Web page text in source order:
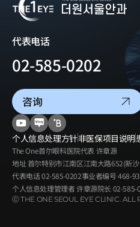
代表电话
02-585-0202
咨询
个人信息处理方针非医保项目说明
The One首尔眼科医院代表 许章源
地址 首尔特别市江南区江南大路652(新
代表电话02-585-0202事业者编号468-
个人信息处理管理者许章源院长 02-585-
ⓒ THE ONE SEOUL EYE CLINIC. ALL